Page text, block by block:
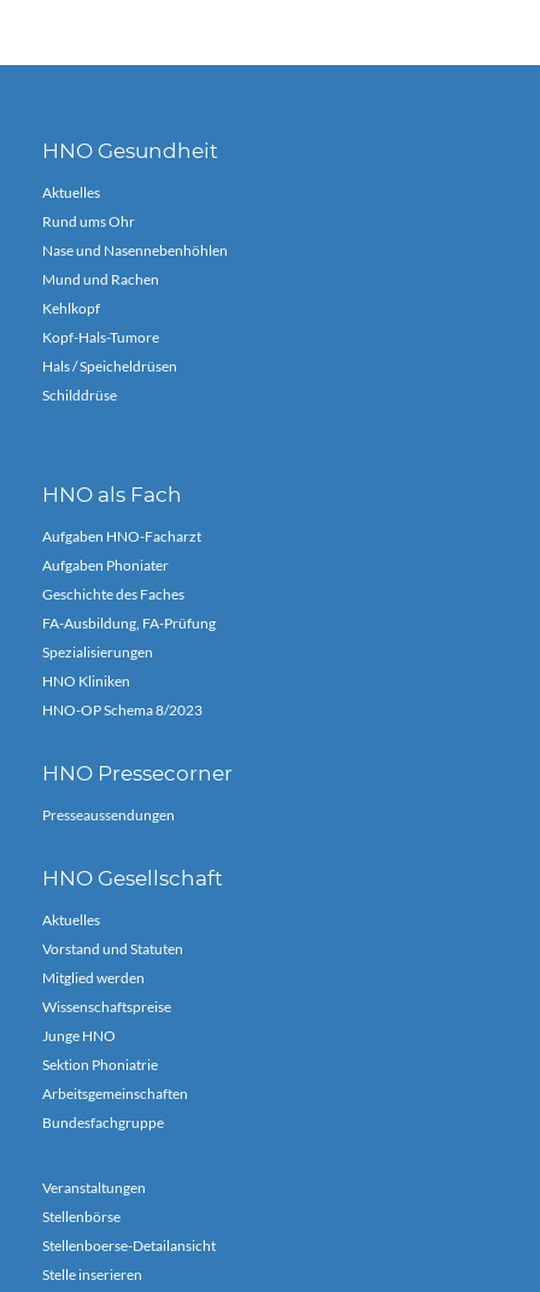
HNO Gesundheit
Aktuelles
Rund ums Ohr
Nase und Nasennebenhöhlen
Mund und Rachen
Kehlkopf
Kopf-Hals-Tumore
Hals / Speicheldrüsen
Schilddrüse
HNO als Fach
Aufgaben HNO-Facharzt
Aufgaben Phoniater
Geschichte des Faches
FA-Ausbildung, FA-Prüfung
Spezialisierungen
HNO Kliniken
HNO-OP Schema 8/2023
HNO Pressecorner
Presseaussendungen
HNO Gesellschaft
Aktuelles
Vorstand und Statuten
Mitglied werden
Wissenschaftspreise
Junge HNO
Sektion Phoniatrie
Arbeitsgemeinschaften
Bundesfachgruppe
Veranstaltungen
Stellenbörse
Stellenboerse-Detailansicht
Stelle inserieren